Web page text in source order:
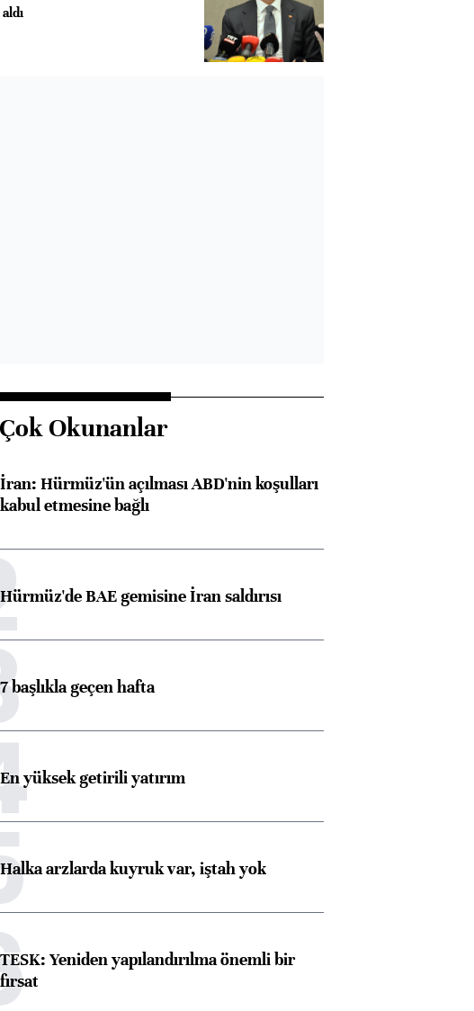
konusunda Unicredit ile
Okunanlar
İran: Hürmüz'ün açılması ABD'nin koşulları
kabul etmesine bağlı
Hürmüz'de BAE gemisine İran saldırısı
7 başlıkla geçen hafta
En yüksek getirili yatırım
Halka arzlarda kuyruk var, iştah yok
TESK: Yeniden yapılandırılma önemli bir
fırsat